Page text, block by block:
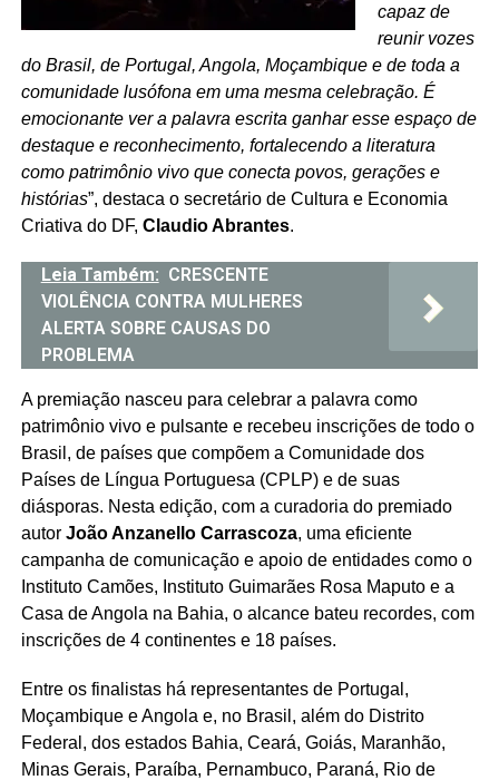
capaz de
reunir vozes
do Brasil, de Portugal, Angola, Moçambique e de toda a
comunidade lusófona em uma mesma celebração. É
emocionante ver a palavra escrita ganhar esse espaço de
destaque e reconhecimento, fortalecendo a literatura
como patrimônio vivo que conecta povos, gerações e
histórias”, destaca o secretário de Cultura e Economia
Criativa do DF, Claudio Abrantes.
Leia Também: CRESCENTE
VIOLÊNCIA CONTRA MULHERES
ALERTA SOBRE CAUSAS DO
PROBLEMA
A premiação nasceu para celebrar a palavra como
patrimônio vivo e pulsante e recebeu inscrições de todo o
Brasil, de países que compõem a Comunidade dos
Países de Língua Portuguesa (CPLP) e de suas
diásporas. Nesta edição, com a curadoria do premiado
autor João Anzanello Carrascoza, uma eficiente
campanha de comunicação e apoio de entidades como o
Instituto Camões, Instituto Guimarães Rosa Maputo e a
Casa de Angola na Bahia, o alcance bateu recordes, com
inscrições de 4 continentes e 18 países.
Entre os finalistas há representantes de Portugal,
Moçambique e Angola e, no Brasil, além do Distrito
Federal, dos estados Bahia, Ceará, Goiás, Maranhão,
Minas Gerais, Paraíba, Pernambuco, Paraná, Rio de